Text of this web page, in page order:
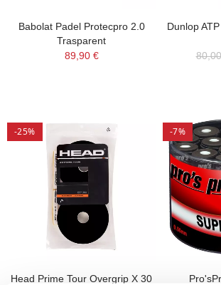
Babolat Padel Protecpro 2.0
Trasparent
89,90 €
Dunlop
-25%
Head Prime Tour Overgrip X 30
-7%